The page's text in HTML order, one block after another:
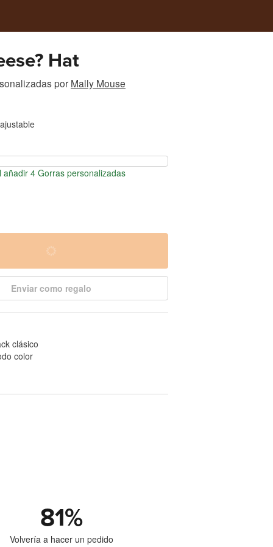
Hat
por Mally Mouse
añadir 4 Gorras personalizadas
Enviar como regalo
clásico
color
81%
Volvería a hacer un pedido